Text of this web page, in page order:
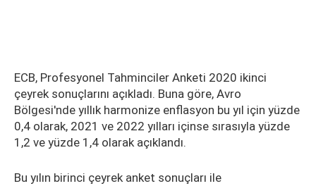
ECB, Profesyonel Tahminciler Anketi 2020 ikinci
çeyrek sonuçlarını açıkladı. Buna göre, Avro
Bölgesi'nde yıllık harmonize enflasyon bu yıl için yüzde
0,4 olarak, 2021 ve 2022 yılları içinse sırasıyla yüzde
1,2 ve yüzde 1,4 olarak açıklandı.
Bu yılın birinci çeyrek anket sonuçları ile